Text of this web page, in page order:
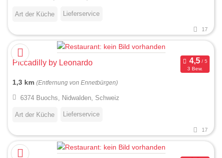
Art der Küche Lieferservice
17
Piccadilly by Leonardo
3 Bew.
1,3 km (Entfernung von Ennetbürgen)
6374 Buochs, Nidwalden, Schweiz
Art der Küche Lieferservice
17